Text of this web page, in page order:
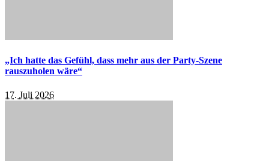
„Ich hatte das Gefühl, dass mehr aus der Party-Szene
rauszuholen wäre“
17. Juli 2026